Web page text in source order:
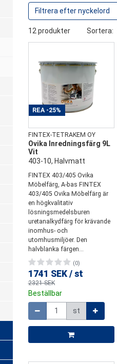
REA -25%
FINTEX-TETRAKEM OY
Ovika Inredningsfärg 9L
Vit
403-10, Halvmatt
FINTEX 403/405 Ovika
Möbelfärg, A-bas FINTEX
403/405 Ovika Möbelfärg är
en högkvalitativ
lösningsmedelsburen
uretanalkydfärg för krävande
inomhus- och
utomhusmiljöer. Den
halvblanka färgen...
(0)
1741 SEK / st
2321 SEK
Beställbar
Mängd
st
12 produkter Sortera: